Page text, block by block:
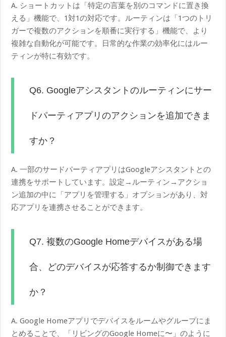
A. ショートカットは「特定の言葉を別のコマンドに置き換
える」機能で、1対1の対応です。ルーティンは「1つのトリ
ガーで複数のアクションを順番に実行する」機能で、より
複雑な自動化が可能です。日常的な作業の効率化にはルー
ティンが特に有効です。
Q6. Googleアシスタントのルーティンにサー
ドパーティアプリのアクションを追加できま
すか？
A. 一部のサードパーティアプリはGoogleアシスタントとの
連携をサポートしています。設定→ルーティン→アクショ
ン追加の中に「アプリを管理する」オプションがあり、対
応アプリを連携させることができます。
Q7. 複数のGoogle Homeデバイスがある場
合、どのデバイスが応答するか制御できます
か？
A. Google Homeアプリでデバイスをルームやグループにま
とめることで、「リビングのGoogle Homeに〜」のように